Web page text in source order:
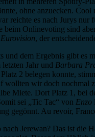
ohne anzuecken. Cool
reichte es nach Jurys nur
beim Onlinevoting sind
Eurovision, der
und dem Ergebnis gibt es
letzten Jahr und Barbara
Platz 2 belegen konnte,
wollten wir doch nochmal
Miete. Dort Platz 1, bei
sei „Tic Tac“ von Enzo
gegönnt. Au revoir,
nach Jerewan? Das ist die